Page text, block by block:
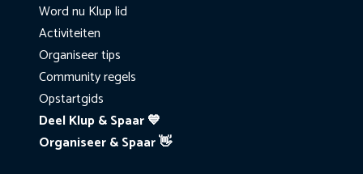
Word nu Klup lid
Activiteiten
Organiseer tips
Community regels
Opstartgids
Deel Klup & Spaar 💙
Organiseer & Spaar 👋